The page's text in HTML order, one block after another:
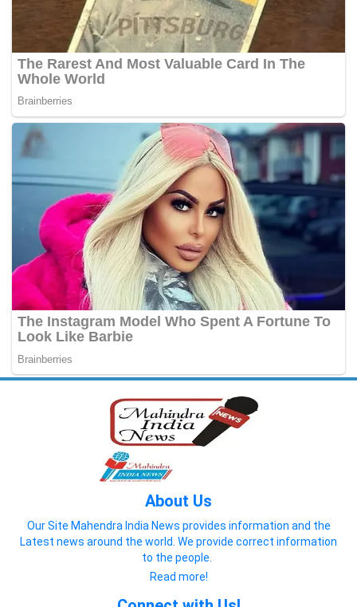
About Us
Our Site Mahendra India News provides information and the
Latest news around the world. We provide correct information
to the people.
Read more!